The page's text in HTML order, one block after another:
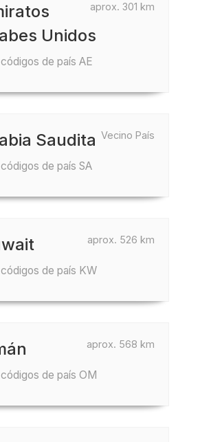
aprox. 301 km
Unidos
de país AE
Vecino País
Saudita
de país SA
aprox. 526 km
de país KW
aprox. 568 km
de país OM